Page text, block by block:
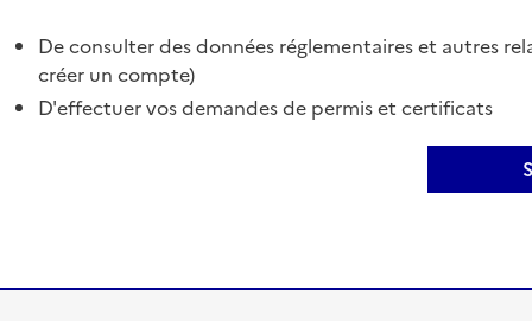
De consulter des données réglementaires et autres
créer un compte)
D'effectuer vos demandes de permis et certificats